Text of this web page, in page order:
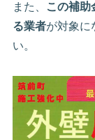
また、
この補助
る業者が対象に
い。